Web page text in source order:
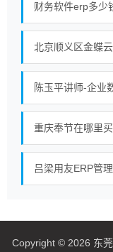
财务软件erp多少
北京顺义区金蝶
陈玉平讲师-企业
吕梁用友ERP管
Copyright © 2026 东